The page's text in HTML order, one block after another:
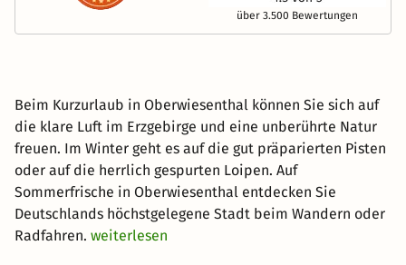
über 3.500 Bewertungen
Beim Kurzurlaub in Oberwiesenthal können Sie sich auf
die klare Luft im Erzgebirge und eine unberührte Natur
freuen. Im Winter geht es auf die gut präparierten Pisten
oder auf die herrlich gespurten Loipen. Auf
Sommerfrische in Oberwiesenthal entdecken Sie
Deutschlands höchstgelegene Stadt beim Wandern oder
Radfahren. weiterlesen